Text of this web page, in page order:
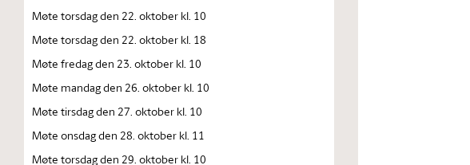
Møte torsdag den 22. oktober kl. 10
Møte torsdag den 22. oktober kl. 18
Møte fredag den 23. oktober kl. 10
Møte mandag den 26. oktober kl. 10
Møte tirsdag den 27. oktober kl. 10
Møte onsdag den 28. oktober kl. 11
Møte torsdag den 29. oktober kl. 10